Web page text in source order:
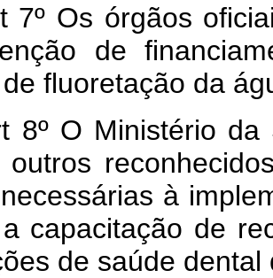
Os órgãos
de
fluoretação da
O Ministério da
outros
à
capacitação de
de saúde dental